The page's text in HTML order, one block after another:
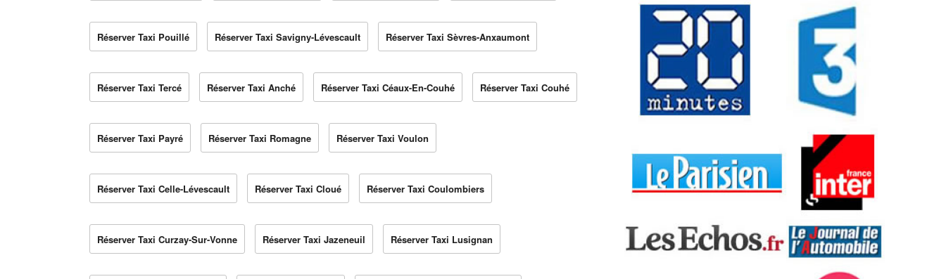
Réserver Taxi Pouillé Réserver Taxi Savigny-Lévescault Réserver Taxi Sèvres-Anxaumont
Réserver Taxi Tercé Réserver Taxi Anché Réserver Taxi Céaux-En-Couhé Réserver Taxi Couhé
Réserver Taxi Payré Réserver Taxi Romagne Réserver Taxi Voulon
Réserver Taxi Celle-Lévescault Réserver Taxi Cloué Réserver Taxi Coulombiers
Réserver Taxi Curzay-Sur-Vonne Réserver Taxi Jazeneuil Réserver Taxi Lusignan